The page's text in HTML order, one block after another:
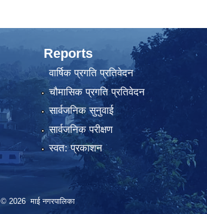
Reports
वार्षिक प्रगति प्रतिवेदन
चौमासिक प्रगति प्रतिवेदन
सार्वजनिक सुनुवाई
सार्वजनिक परीक्षण
स्वत: प्रकाशन
© 2026 माई नगरपालिका